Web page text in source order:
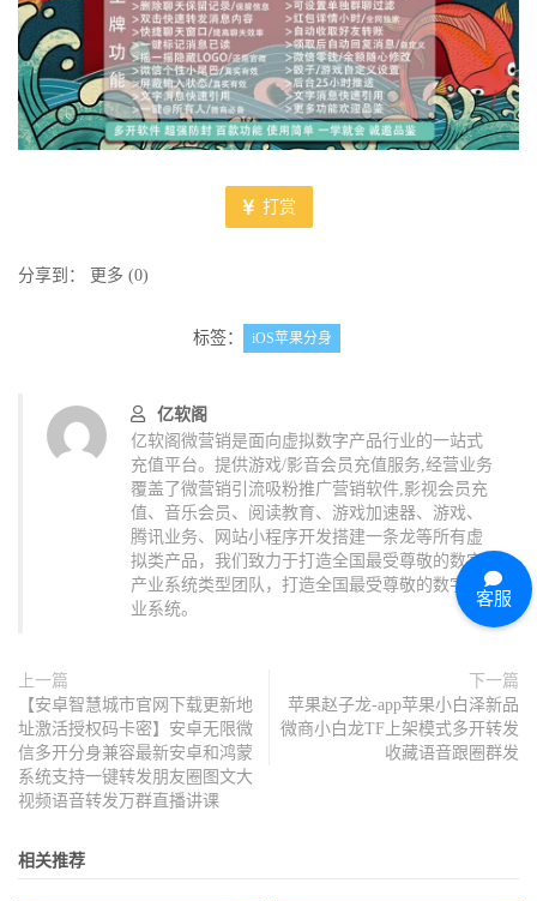
打赏
分享到： 更多 (0)
标签： iOS苹果分身
亿软阁
亿软阁微营销是面向虚拟数字产品行业的一站式
充值平台。提供游戏/影音会员充值服务,经营业务
覆盖了微营销引流吸粉推广营销软件,影视会员充
值、音乐会员、阅读教育、游戏加速器、游戏、
腾讯业务、网站小程序开发搭建一条龙等所有虚
拟类产品，我们致力于打造全国最受尊敬的数字
产业系统类型团队，打造全国最受尊敬的数字产
业系统。
上一篇
【安卓智慧城市官网下载更新地
址激活授权码卡密】安卓无限微
信多开分身兼容最新安卓和鸿蒙
系统支持一键转发朋友圈图文大
视频语音转发万群直播讲课
下一篇
苹果赵子龙-app苹果小白泽新品
微商小白龙TF上架模式多开转发
收藏语音跟圈群发
相关推荐
客服